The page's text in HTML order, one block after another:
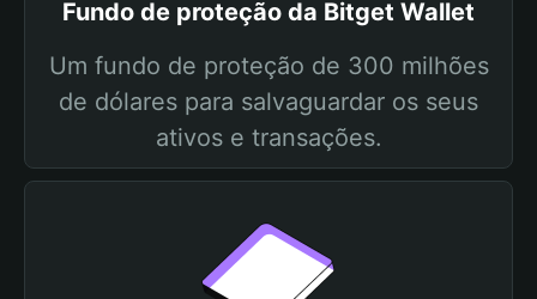
Fundo de proteção da Bitget Wallet
Um fundo de proteção de 300 milhões
de dólares para salvaguardar os seus
ativos e transações.